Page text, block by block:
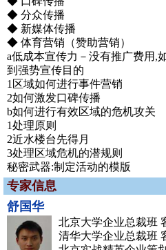
◆ 分众传播
◆ 新媒体传播
◆ 体育营销（赞助营销）
a低成本宣传力－没有推广费用,
到强势宣传目的
1区域如何进行事件营销
2如何激发口碑传播
b如何进行有效区域的危机攻关
1处理原则
2近水楼台先得月
3处理区域危机的潜规则
秘密武器:制定活动的模版
专家信息
舒国华
北京大学企业总裁班
清华大学企业总裁班